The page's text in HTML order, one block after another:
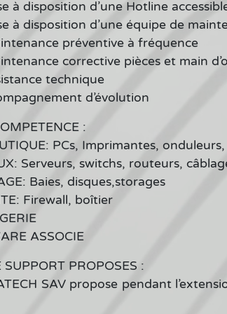
à disposition d’une Hotline
à disposition d’une équipe de
préventive à fréquence
corrective pièces et main
technique
d’évolution
:
PCs, Imprimantes,
Serveurs, switchs, routeurs,
Baies, disques,storages
Firewall, boîtier
ASSOCIE
PROPOSES :
SAV propose pendant